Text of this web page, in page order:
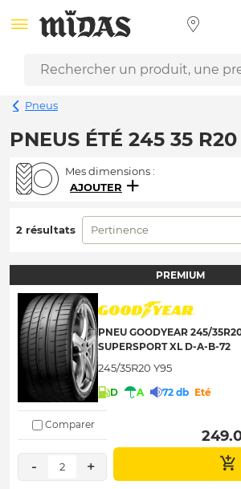
Pneus
PNEUS ÉTÉ 245 35 R20
Mes dimensions :
AJOUTER
2 résultats Pertinence
PREMIUM
PNEU GOODYEAR 245/
SUPERSPORT XL D-A-B-72
245/35R20 Y95
D A 72 db Eté
Comparer
- 2 +